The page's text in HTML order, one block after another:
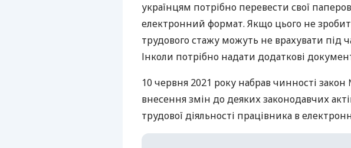
українцям потрібно перевести свої
електронний формат. Якщо цього не
трудового стажу можуть не врахувати під
Інколи потрібно надати додаткові
10 червня 2021 року набрав чинності
внесення змін до деяких законодавчих
трудової діяльності працівника в